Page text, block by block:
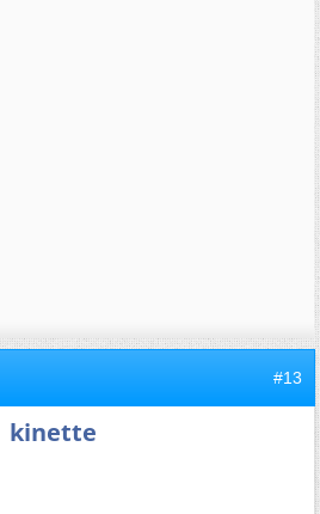
#13
kinette